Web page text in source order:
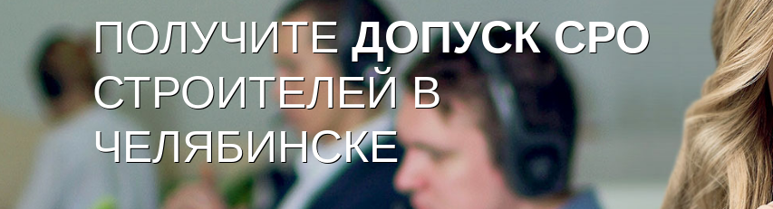
ПОЛУЧИТЕДОПУСК СРО
СТРОИТЕЛЕЙ В
ЧЕЛЯБИНСКЕ